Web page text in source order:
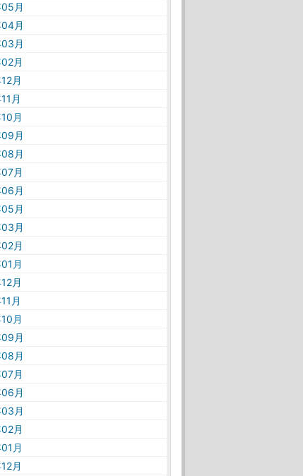
月
月
月
月
月
月
月
月
月
月
月
月
月
月
月
月
月
月
月
月
月
月
月
月
月
月